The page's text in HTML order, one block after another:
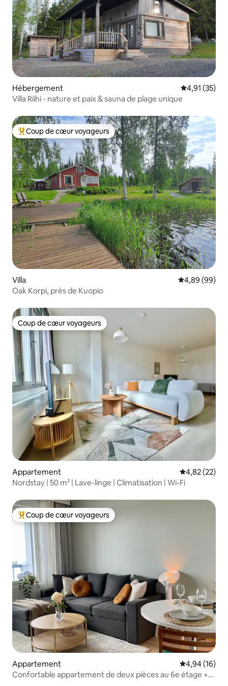
Hébergement Évaluation
4,91 (35)
Villa Riihi - nature et paix & sauna de plage unique
Coups de cœur voyageurs les plus appréciés
Coup de cœur voyageurs
Villa Évaluation
4,89 (99)
Oak Korpi, près de Kuopio
Coup de cœur voyageurs
Coup de cœur voyageurs
Appartement Évaluation
4,82 (22)
Nordstay | 50 m² | Lave-linge | Climatisation | Wi-Fi
Coups de cœur voyageurs les plus appréciés
Coup de cœur voyageurs
Appartement Évaluation
4,94 (16)
Confortable appartement de deux pièces au 6e étage +